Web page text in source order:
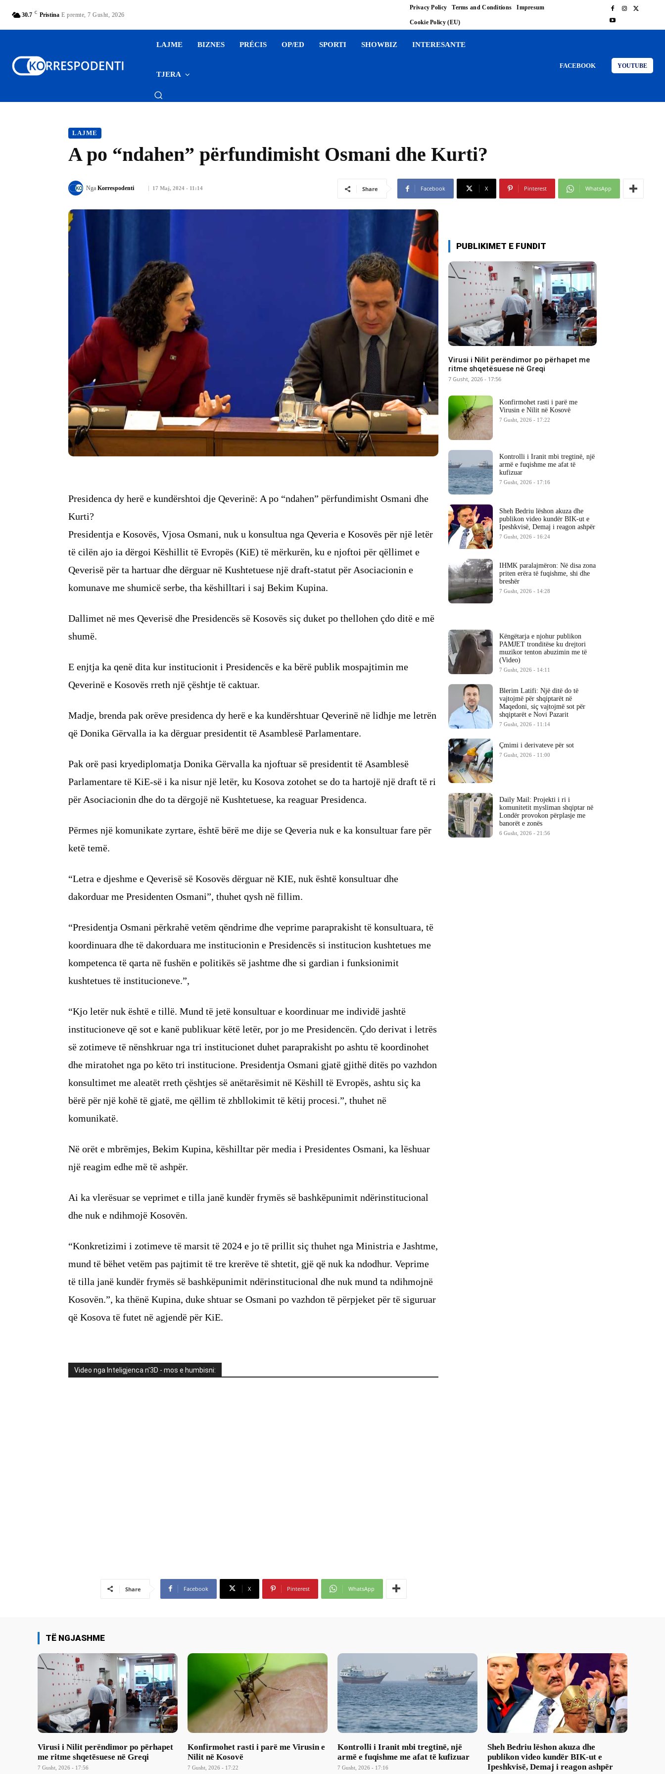
30.7 C Pristina E premte, 7 Gusht, 2026
Privacy Policy Terms and Conditions Impresum
Cookie Policy (EU)
LAJME BIZNES PRÉCIS OP/ED SPORTI SHOWBIZ INTERESANTE
TJERA
FACEBOOK YOUTUBE
LAJME
A po “ndahen” përfundimisht Osmani dhe Kurti?
17 Maj, 2024 - 11:14
Nga Korrespodenti Share Facebook X Pinterest WhatsApp
Presidenca dy herë e kundërshtoi dje Qeverinë: A po “ndahen” përfundimisht Osmani dhe
Kurti?
Presidentja e Kosovës, Vjosa Osmani, nuk u konsultua nga Qeveria e Kosovës për një letër
të cilën ajo ia dërgoi Këshillit të Evropës (KiE) të mërkurën, ku e njoftoi për qëllimet e
Qeverisë për ta hartuar dhe dërguar në Kushtetuese një draft-statut për Asociacionin e
komunave me shumicë serbe, tha këshilltari i saj Bekim Kupina.
Dallimet në mes Qeverisë dhe Presidencës së Kosovës siç duket po thellohen çdo ditë e më
shumë.
E enjtja ka qenë dita kur institucionit i Presidencës e ka bërë publik mospajtimin me
Qeverinë e Kosovës rreth një çështje të caktuar.
Madje, brenda pak orëve presidenca dy herë e ka kundërshtuar Qeverinë në lidhje me letrën
që Donika Gërvalla ia ka dërguar presidentit të Asamblesë Parlamentare.
Pak orë pasi kryediplomatja Donika Gërvalla ka njoftuar së presidentit të Asamblesë
Parlamentare të KiE-së i ka nisur një letër, ku Kosova zotohet se do ta hartojë një draft të ri
për Asociacionin dhe do ta dërgojë në Kushtetuese, ka reaguar Presidenca.
Përmes një komunikate zyrtare, është bërë me dije se Qeveria nuk e ka konsultuar fare për
ketë temë.
“Letra e djeshme e Qeverisë së Kosovës dërguar në KIE, nuk është konsultuar dhe
dakorduar me Presidenten Osmani”, thuhet qysh në fillim.
“Presidentja Osmani përkrahë vetëm qëndrime dhe veprime paraprakisht të konsultuara, të
koordinuara dhe të dakorduara me institucionin e Presidencës si institucion kushtetues me
kompetenca të qarta në fushën e politikës së jashtme dhe si gardian i funksionimit
kushtetues të institucioneve.”,
“Kjo letër nuk është e tillë. Mund të jetë konsultuar e koordinuar me individë jashtë
institucioneve që sot e kanë publikuar këtë letër, por jo me Presidencën. Çdo derivat i letrës
së zotimeve të nënshkruar nga tri institucionet duhet paraprakisht po ashtu të koordinohet
dhe miratohet nga po këto tri institucione. Presidentja Osmani gjatë gjithë ditës po vazhdon
konsultimet me aleatët rreth çështjes së anëtarësimit në Këshill të Evropës, ashtu siç ka
bërë për një kohë të gjatë, me qëllim të zhbllokimit të këtij procesi.”, thuhet në
komunikatë.
Në orët e mbrëmjes, Bekim Kupina, këshilltar për media i Presidentes Osmani, ka lëshuar
një reagim edhe më të ashpër.
Ai ka vlerësuar se veprimet e tilla janë kundër frymës së bashkëpunimit ndërinstitucional
dhe nuk e ndihmojë Kosovën.
“Konkretizimi i zotimeve të marsit të 2024 e jo të prillit siç thuhet nga Ministria e Jashtme,
mund të bëhet vetëm pas pajtimit të tre krerëve të shtetit, gjë që nuk ka ndodhur. Veprime
të tilla janë kundër frymës së bashkëpunimit ndërinstitucional dhe nuk mund ta ndihmojnë
Kosovën.”, ka thënë Kupina, duke shtuar se Osmani po vazhdon të përpjeket për të siguruar
që Kosova të futet në agjendë për KiE.
Video nga Inteligjenca n'3D - mos e humbisni:
Share Facebook X Pinterest WhatsApp
PUBLIKIMET E FUNDIT
Virusi i Nilit perëndimor po përhapet me
ritme shqetësuese në Greqi
7 Gusht, 2026 - 17:56
Konfirmohet rasti i parë me
Virusin e Nilit në Kosovë
7 Gusht, 2026 - 17:22
Kontrolli i Iranit mbi tregtinë, një
armë e fuqishme me afat të
kufizuar
7 Gusht, 2026 - 17:16
Sheh Bedriu lëshon akuza dhe
publikon video kundër BIK-ut e
Ipeshkvisë, Demaj i reagon ashpër
7 Gusht, 2026 - 16:24
IHMK paralajmëron: Në disa zona
priten erëra të fuqishme, shi dhe
breshër
7 Gusht, 2026 - 14:28
Këngëtarja e njohur publikon
PAMJET tronditëse ku drejtori
muzikor tenton abuzimin me të
(Video)
7 Gusht, 2026 - 14:11
Blerim Latifi: Një ditë do të
vajtojmë për shqiptarët në
Maqedoni, siç vajtojmë sot për
shqiptarët e Novi Pazarit
7 Gusht, 2026 - 11:14
Çmimi i derivateve për sot
7 Gusht, 2026 - 11:00
Daily Mail: Projekti i ri i
komunitetit mysliman shqiptar në
Londër provokon përplasje me
banorët e zonës
6 Gusht, 2026 - 21:56
TË NGJASHME
Virusi i Nilit perëndimor po përhapet
me ritme shqetësuese në Greqi
7 Gusht, 2026 - 17:56
Konfirmohet rasti i parë me Virusin e
Nilit në Kosovë
7 Gusht, 2026 - 17:22
Kontrolli i Iranit mbi tregtinë, një
armë e fuqishme me afat të kufizuar
7 Gusht, 2026 - 17:16
Sheh Bedriu lëshon akuza dhe
publikon video kundër BIK-ut e
Ipeshkvisë, Demaj i reagon ashpër